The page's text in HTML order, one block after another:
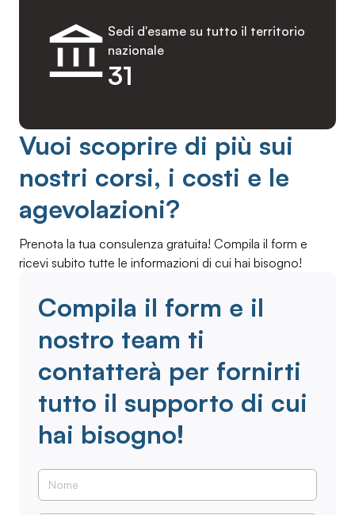
31
Sedi d'esame su tutto il territorio
nazionale
Vuoi scoprire di più sui
nostri corsi, i costi e le
agevolazioni?
Prenota la tua consulenza gratuita! Compila il form e
ricevi subito tutte le informazioni di cui hai bisogno!
Compila il form e il
nostro team ti
contatterà per fornirti
tutto il supporto di cui
hai bisogno!